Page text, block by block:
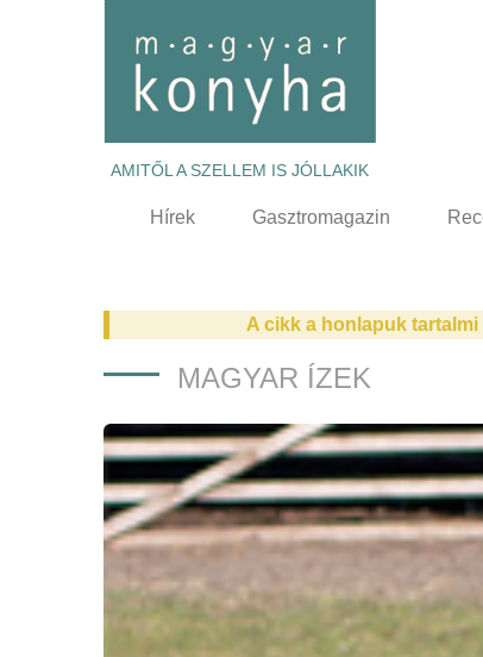
AMITŐL A SZELLEM IS JÓLLAKIK
Hírek Gasztromagazin
A cikk a honlapuk
MAGYAR ÍZEK